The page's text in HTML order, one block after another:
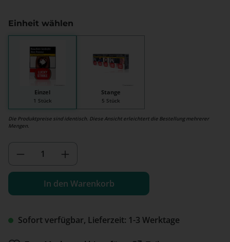
Sofort verfügbar, Lieferzeit: 1-3 Werktage
Einheit wählen
Einzel
1 Stück
Stange
5 Stück
Die Produktpreise sind identisch. Diese Ansicht erleichtert die Bestellung mehrerer
Mengen.
Produkt Anzahl: Gib den
In den Warenkorb